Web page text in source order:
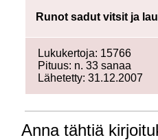
Runot sadut vitsit ja
Lukukertoja: 15766
Pituus: n. 33 sanaa
Lähetetty: 31.12.2007
Anna tähtiä